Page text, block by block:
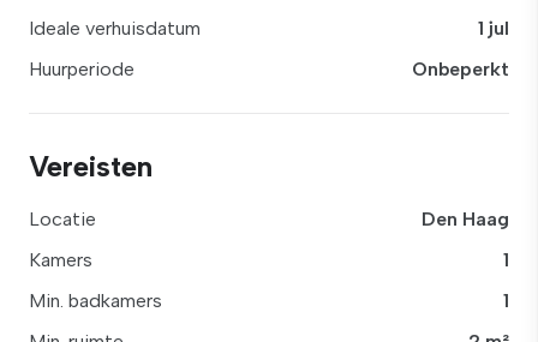
Ideale verhuisdatum
1 jul
Huurperiode
Onbeperkt
Vereisten
Locatie
Den Haag
Kamers
1
Min. badkamers
1